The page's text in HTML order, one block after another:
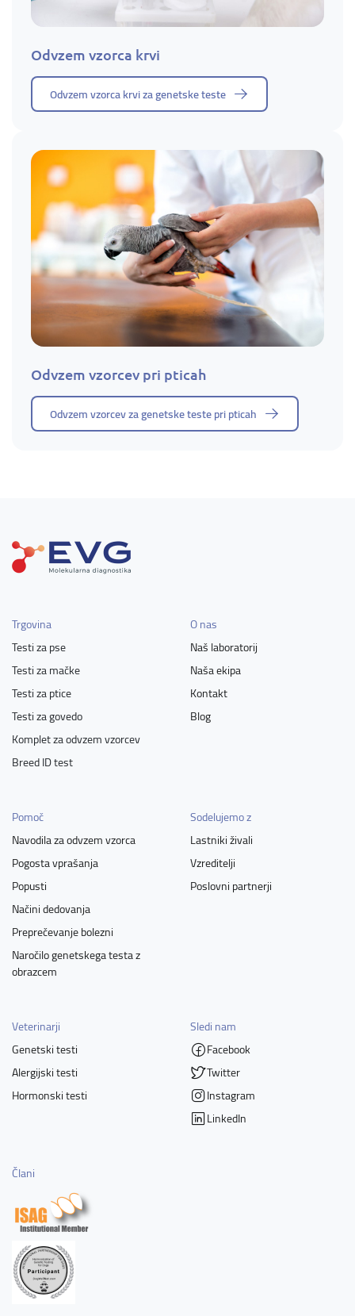
Odvzem vzorca krvi
Odvzem vzorca krvi za genetske teste
Odvzem vzorcev pri pticah
Odvzem vzorcev za genetske teste pri pticah
Trgovina
Testi za pse
Testi za mačke
Testi za ptice
Testi za govedo
Komplet za odvzem vzorcev
Breed ID test
O nas
Naš laboratorij
Naša ekipa
Kontakt
Blog
Pomoč
Navodila za odvzem vzorca
Pogosta vprašanja
Popusti
Načini dedovanja
Preprečevanje bolezni
Naročilo genetskega testa z
obrazcem
Sodelujemo z
Lastniki živali
Vzreditelji
Poslovni partnerji
Veterinarji
Genetski testi
Alergijski testi
Hormonski testi
Sledi nam
Facebook
Twitter
Instagram
LinkedIn
Člani